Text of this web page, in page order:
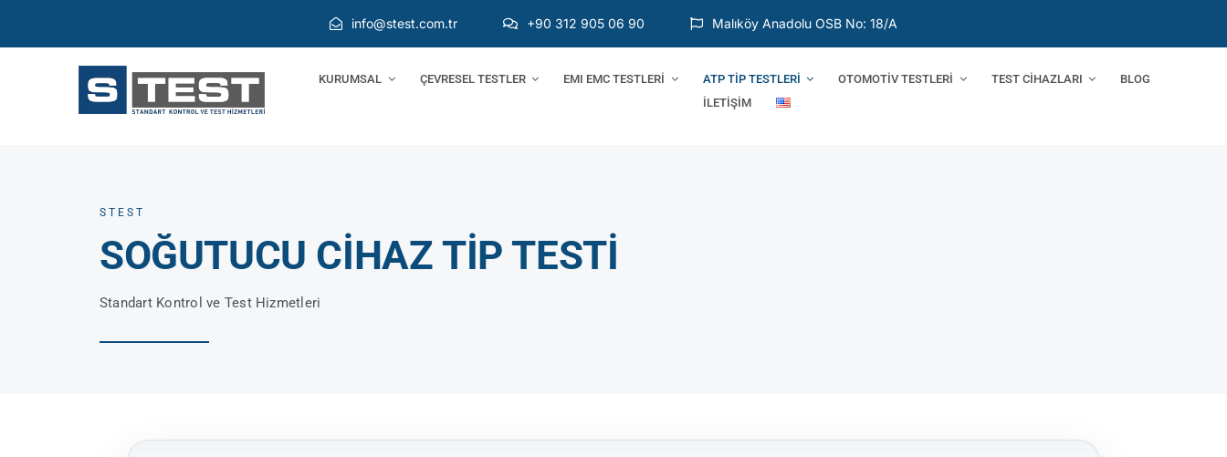
info@stest.com.tr +90 312 905 06 90 Malıköy Anadolu OSB No: 18/A
KURUMSAL ÇEVRESEL TESTLER EMI EMC TESTLERİ ATP TİP TESTLERİ OTOMOTİV TESTLERİ TEST CİHAZLARI
BLOG
İLETİŞİM
STEST
SOĞUTUCU CİHAZ TİP TESTİ
Standart Kontrol ve Test Hizmetleri